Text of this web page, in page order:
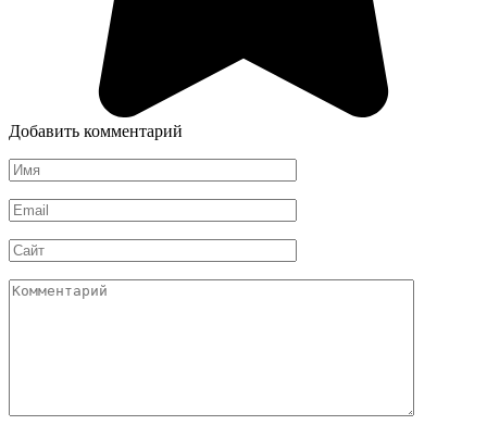
Добавить комментарий
Имя
*
Email
*
Сайт
Комментарий